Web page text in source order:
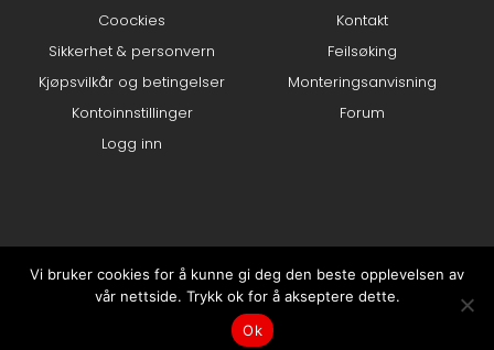
Coockies
Sikkerhet & personvern
Kjøpsvilkår og betingelser
Kontoinnstillinger
Logg inn
Kontakt
Feilsøking
Monteringsanvisning
Forum
Hjem
Vi bruker cookies for å kunne gi deg den beste opplevelsen av
vår nettside. Trykk ok for å akseptere dette.
Ok